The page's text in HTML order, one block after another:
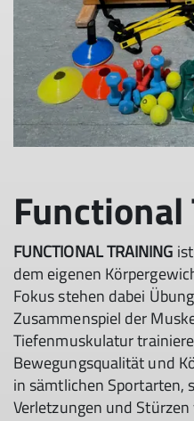
FUNCTIONAL TRAINING
dem eigenen
Fokus stehen dabei
Zusammenspiel der
Tiefenmuskulatur
Bewegungsqualität und
in sämtlichen Sportarten,
Verletzungen und Stürzen